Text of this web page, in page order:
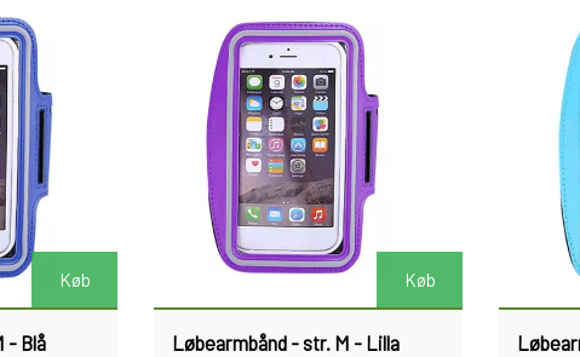
Køb
- Blå
Køb
Løbearmbånd - str. M - Lilla